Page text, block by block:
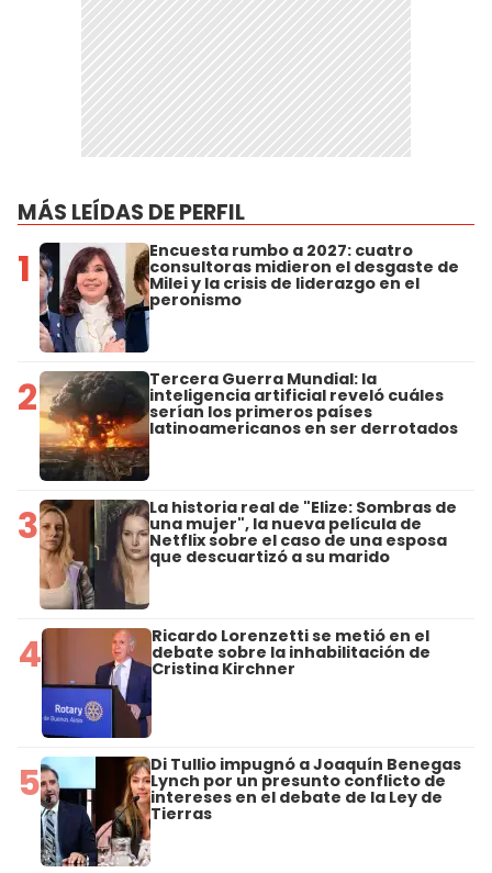
MÁS LEÍDAS DE PERFIL
1 Encuesta rumbo a 2027: cuatro
consultoras midieron el desgaste de
Milei y la crisis de liderazgo en el
peronismo
2 Tercera Guerra Mundial: la
inteligencia artificial reveló cuáles
serían los primeros países
latinoamericanos en ser derrotados
3 La historia real de "Elize: Sombras de
una mujer", la nueva película de
Netflix sobre el caso de una esposa
que descuartizó a su marido
4 Ricardo Lorenzetti se metió en el
debate sobre la inhabilitación de
Cristina Kirchner
5 Di Tullio impugnó a Joaquín Benegas
Lynch por un presunto conflicto de
intereses en el debate de la Ley de
Tierras